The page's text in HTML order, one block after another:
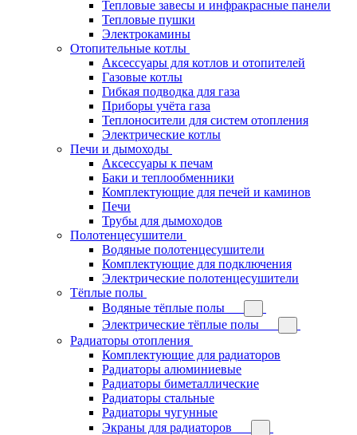
Тепловые завесы и инфракрасные панели
Тепловые пушки
Электрокамины
Отопительные котлы
Аксессуары для котлов и отопителей
Газовые котлы
Гибкая подводка для газа
Приборы учёта газа
Теплоносители для систем отопления
Электрические котлы
Печи и дымоходы
Аксессуары к печам
Баки и теплообменники
Комплектующие для печей и каминов
Печи
Трубы для дымоходов
Полотенцесушители
Водяные полотенцесушители
Комплектующие для подключения
Электрические полотенцесушители
Тёплые полы
Водяные тёплые полы
Электрические тёплые полы
Радиаторы отопления
Комплектующие для радиаторов
Радиаторы алюминиевые
Радиаторы биметаллические
Радиаторы стальные
Радиаторы чугунные
Экраны для радиаторов